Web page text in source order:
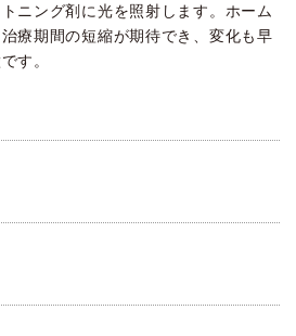
ニング剤に光を照射します。ホーム
療期間の短縮が期待でき、変化も早
す。